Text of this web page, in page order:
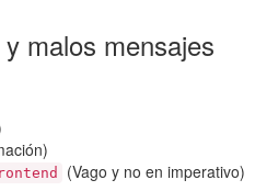
malos mensajes
(Vago y no en imperativo)